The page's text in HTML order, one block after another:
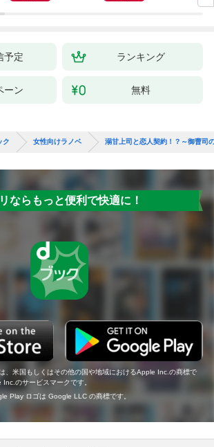
予定 ランキング
ーン 無料
ク 女性向けラノベ 溺甘上司と恋人契約！？～御曹司
ならもっと便利で快適に！
、米国もしくはその他の国や地域におけるApple Inc.の商標で
のサービスマークです。
Play ロゴは Google LLC の商標です。